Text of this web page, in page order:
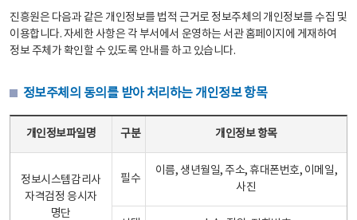
진흥원은 다음과 같은 개인정보를 법적 근거로 정보주체의 개인정보를 수집 및
이용합니다. 자세한 사항은 각 부서에서 운영하는 서관 홈페이지에 게재하여
정보 주체가 확인할 수 있도록 안내를 하고 있습니다.
정보주체의 동의를 받아 처리하는 개인정보 항목
개인정보파일명 구분 개인정보 항목
정보시스템감리사
자격검정 응시자
명단
필수
이름, 생년월일, 주소, 휴대폰번호, 이메일,
사진